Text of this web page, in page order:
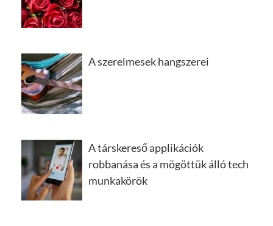
A szerelmesek hangszerei
A társkereső applikációk
robbanása és a mögöttük álló tech
munkakörök